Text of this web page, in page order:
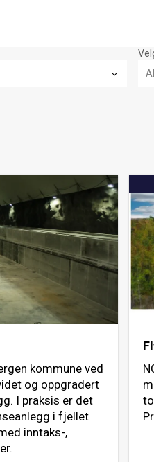
kommune ved
og oppgradert
I praksis er det
i fjellet
inntaks-,